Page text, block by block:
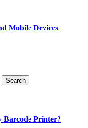
Mobile Devices
Barcode Printer?